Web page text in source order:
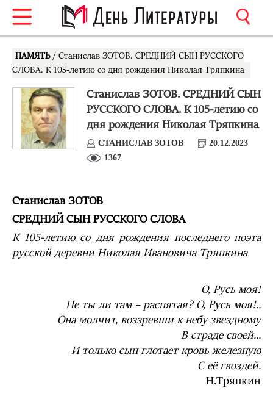
ПАМЯТЬ / Станислав ЗОТОВ. СРЕДНИЙ СЫН РУССКОГО
СЛОВА. К 105-летию со дня рождения Николая Тряпкина
Станислав ЗОТОВ. СРЕДНИЙ СЫН
РУССКОГО СЛОВА. К 105-летию со
дня рождения Николая Тряпкина
СТАНИСЛАВ ЗОТОВ
20.12.2023
1367
Станислав ЗОТОВ
СРЕДНИЙ СЫН РУССКОГО СЛОВА
К 105-летию со дня рождения последнего поэта
русской деревни Николая Ивановича Тряпкина
О, Русь моя!
Не ты ли там – распятая? О, Русь моя!..
Она молчит, воззревши к небу звездному
В страде своей...
И только сын глотает кровь железную
С её гвоздей.
Н.Тряпкин